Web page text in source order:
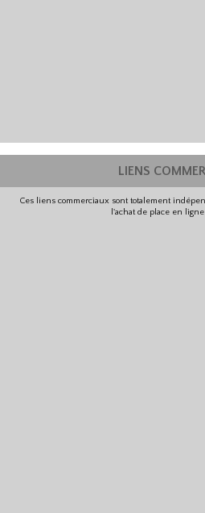
LIENS
Ces liens commerciaux sont totalement
l'achat de place en